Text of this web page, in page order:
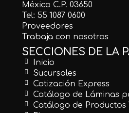
México C.P. 03650
Tel: 55 1087 0600
Proveedores
Trabaja con nosotros
SECCIONES DE LA
Inicio
Sucursales
Cotización Express
Catálogo de Láminas
Catálogo de Productos